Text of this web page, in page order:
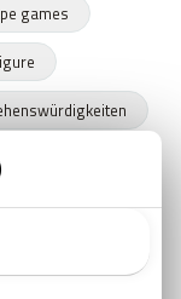
games
Bremen
Zeitkapseln